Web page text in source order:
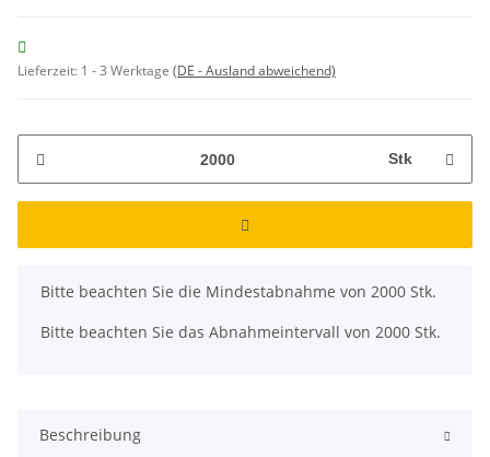
Lieferzeit: 1 - 3 Werktage (DE - Ausland abweichend)
Stk
x
Bitte beachten Sie die Mindestabnahme von 2000 Stk.
Bitte beachten Sie das Abnahmeintervall von 2000 Stk.
Beschreibung